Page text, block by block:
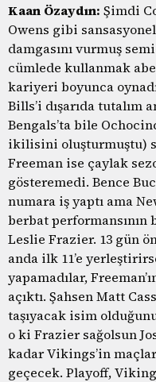
Kaan Özaydın: Şimdi
Owens gibi
damgasını vurmuş
cümlede kullanmak
kariyeri boyunca
Bills’i dışarıda tutalım
Bengals’ta bile
ikilisini oluşturmuştu)
Freeman ise çaylak
gösteremedi. Bence
numara iş yaptı ama
berbat
Leslie Frazier. 13 gün
anda ilk 11’e
yapamadılar,
açıktı. Şahsen Matt
taşıyacak isim
o ki Frazier sağolsun
kadar Vikings’in
geçecek. Playoff,